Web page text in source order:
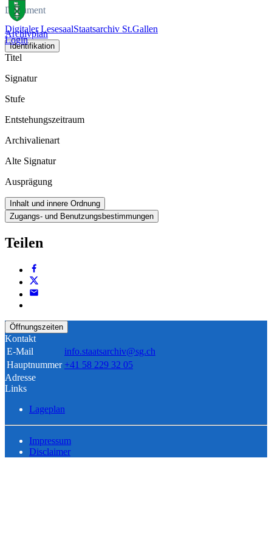
Digitaler LesesaalStaatsarchiv St.Gallen
Login
Dokument
Archivplan
Identifikation
Titel
Signatur
Stufe
Entstehungszeitraum
Archivalienart
Alte Signatur
Ausprägung
Inhalt und innere Ordnung
Zugangs- und Benutzungsbestimmungen
Teilen
Öffnungszeiten
Kontakt
E-Mail
info.staatsarchiv@sg.ch
Hauptnummer +41 58 229 32 05
Adresse
Links
Lageplan
Impressum
Disclaimer